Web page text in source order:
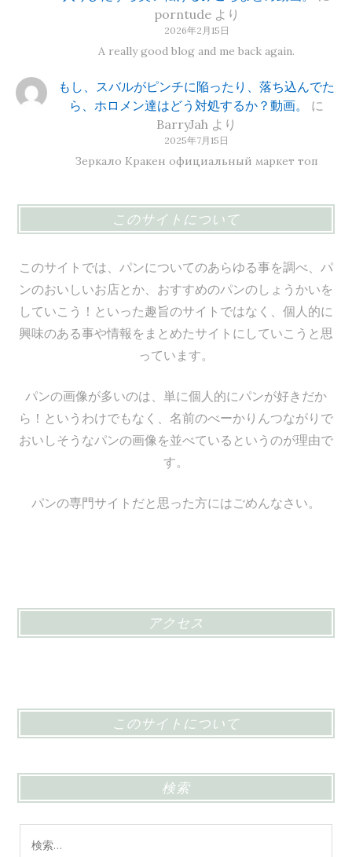
porntudeより
2026年2月15日
A really good blog and me back again.
もし、スバルがピンチに陥ったり、落ち込んでた
ら、ホロメン達はどう対処するか？動画。
に
BarryJah より
2025年7月15日
Зеркало Кракен официальный маркет топ
このサイトについて
このサイトでは、パンについてのあらゆる事を調べ、パ
ンのおいしいお店とか、おすすめのパンのしょうかいを
していこう！といった趣旨のサイトではなく、個人的に
興味のある事や情報をまとめたサイトにしていこうと思
っています。
パンの画像が多いのは、単に個人的にパンが好きだか
ら！というわけでもなく、名前のべーかりんつながりで
おいしそうなパンの画像を並べているというのが理由で
す。
パンの専門サイトだと思った方にはごめんなさい。
アクセス
このサイトについて
検索